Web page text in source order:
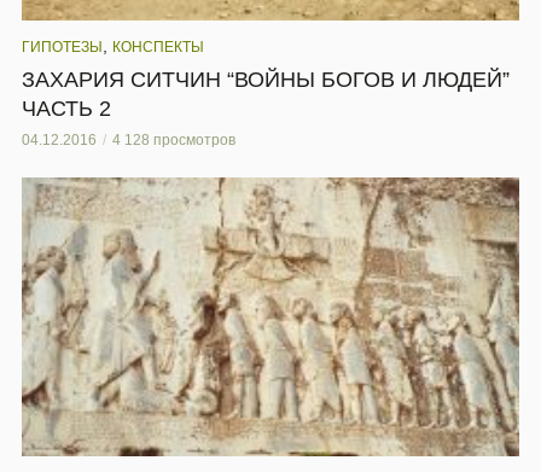
ГИПОТЕЗЫ КОНСПЕКТЫ
ЗАХАРИЯ СИТЧИН “ВОЙНЫ БОГОВ И ЛЮДЕЙ”
ЧАСТЬ 2
04.12.2016 4 128 просмотров